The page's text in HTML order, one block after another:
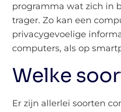
programma wat zich in
trager. Zo kan een
privacygevoelige
computers, als op
Welke
Er zijn allerlei soorten